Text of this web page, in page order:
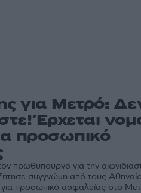
για Μετρό:
Έρχεται
προσωπικό
πρωθυπουργό για την
συγγνώμη από τους
για προσωπικό ασφαλείας στο